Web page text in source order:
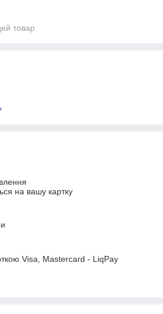
товар
на вашу картку
Visa, Mastercard - LiqPay